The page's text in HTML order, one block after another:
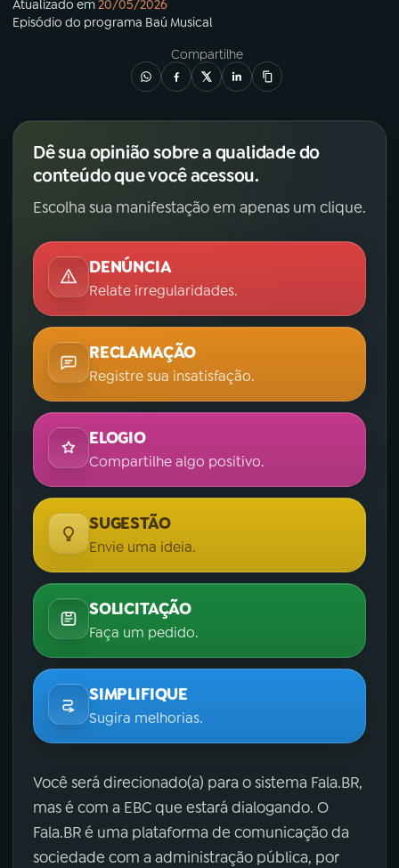
Atualizado em20/05/2026
Episódio do programa Baú Musical
Compartilhe
Dê sua opinião sobre a qualidade do
conteúdo que você acessou.
Escolha sua manifestação em apenas um clique.
DENÚNCIA
Relate irregularidades.
RECLAMAÇÃO
Registre sua insatisfação.
ELOGIO
Compartilhe algo positivo.
SUGESTÃO
Envie uma ideia.
SOLICITAÇÃO
Faça um pedido.
SIMPLIFIQUE
Sugira melhorias.
Você será direcionado(a) para o sistema Fala.BR,
mas é com a EBC que estará dialogando. O
Fala.BR é uma plataforma de comunicação da
sociedade com a administração pública, por